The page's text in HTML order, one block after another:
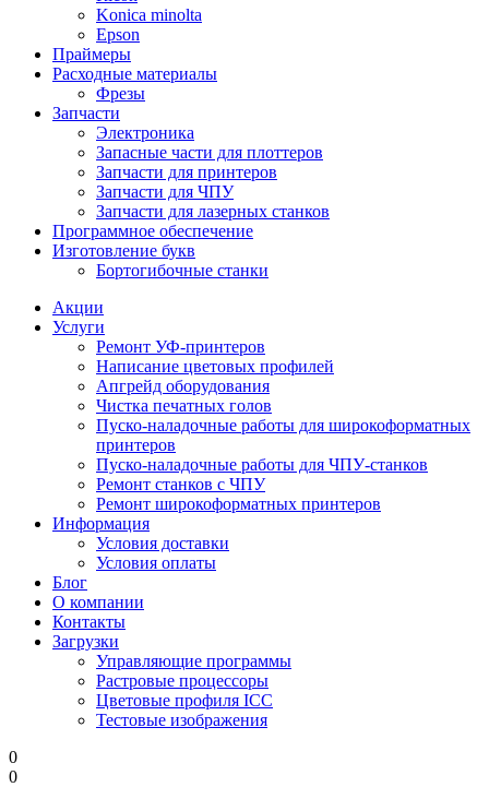
Konica minolta
Epson
Праймеры
Расходные материалы
Фрезы
Запчасти
Электроника
Запасные части для плоттеров
Запчасти для принтеров
Запчасти для ЧПУ
Запчасти для лазерных станков
Программное обеспечение
Изготовление букв
Бортогибочные станки
Акции
Услуги
Ремонт УФ-принтеров
Написание цветовых профилей
Апгрейд оборудования
Чистка печатных голов
Пуско-наладочные работы для широкоформатных
принтеров
Пуско-наладочные работы для ЧПУ-станков
Ремонт станков с ЧПУ
Ремонт широкоформатных принтеров
Информация
Условия доставки
Условия оплаты
Блог
О компании
Контакты
Загрузки
Управляющие программы
Растровые процессоры
Цветовые профиля ICC
Тестовые изображения
0
0